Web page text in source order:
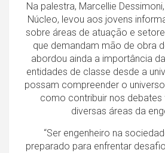
Na palestra, Marcellie
Núcleo, levou aos jovens
sobre áreas de atuação e
que demandam mão de obra
abordou ainda a importância
entidades de classe desde a
possam compreender o
como contribuir nos
diversas áreas da
“Ser engenheiro na
preparado para enfrentar